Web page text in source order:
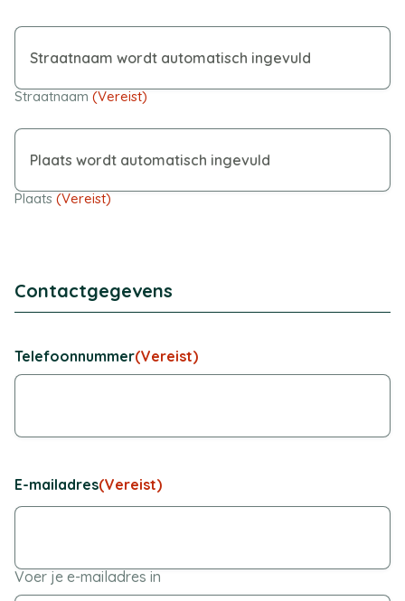
Straatnaam (Vereist)
Plaats (Vereist)
Contactgegevens
Telefoonnummer(Vereist)
E-mailadres(Vereist)
Voer je e-mailadres in